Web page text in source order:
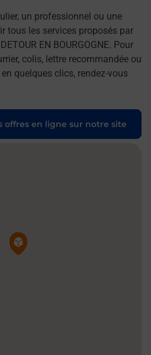
un professionnel ou une
tous les services proposés par
EN BOURGOGNE. Pour
colis, lettre recommandée ou
quelques clics, rendez-vous
offres en ligne sur notre site
Pin de la carte